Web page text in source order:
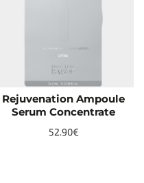
NEW
TOP
Rejuvenation Ampoule
Serum Concentrate
52.90€